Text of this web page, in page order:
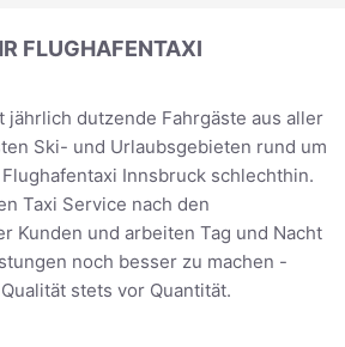
FLUGHAFENTAXI
jährlich dutzende Fahrgäste aus aller
Ski- und Urlaubsgebieten rund um
Innsbruck schlechthin.
Taxi Service nach den
Kunden und arbeiten Tag und Nacht
noch besser zu machen -
stets vor Quantität.